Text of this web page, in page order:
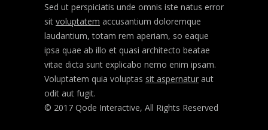
Sed ut perspiciatis unde omnis iste natus error
sit voluptatem accusantium doloremque
laudantium, totam rem aperiam, so eaque
ipsa quae ab illo et quasi architecto beatae
vitae dicta sunt explicabo nemo enim ipsam.
Voluptatem quia voluptas sit aspernatur aut
odit aut fugit.
© 2017 Qode Interactive, All Rights Reserved